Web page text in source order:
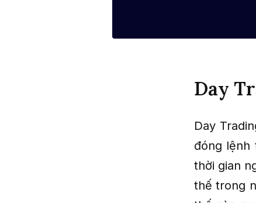
Day
Day
đóng lệnh
thời gian
thế trong